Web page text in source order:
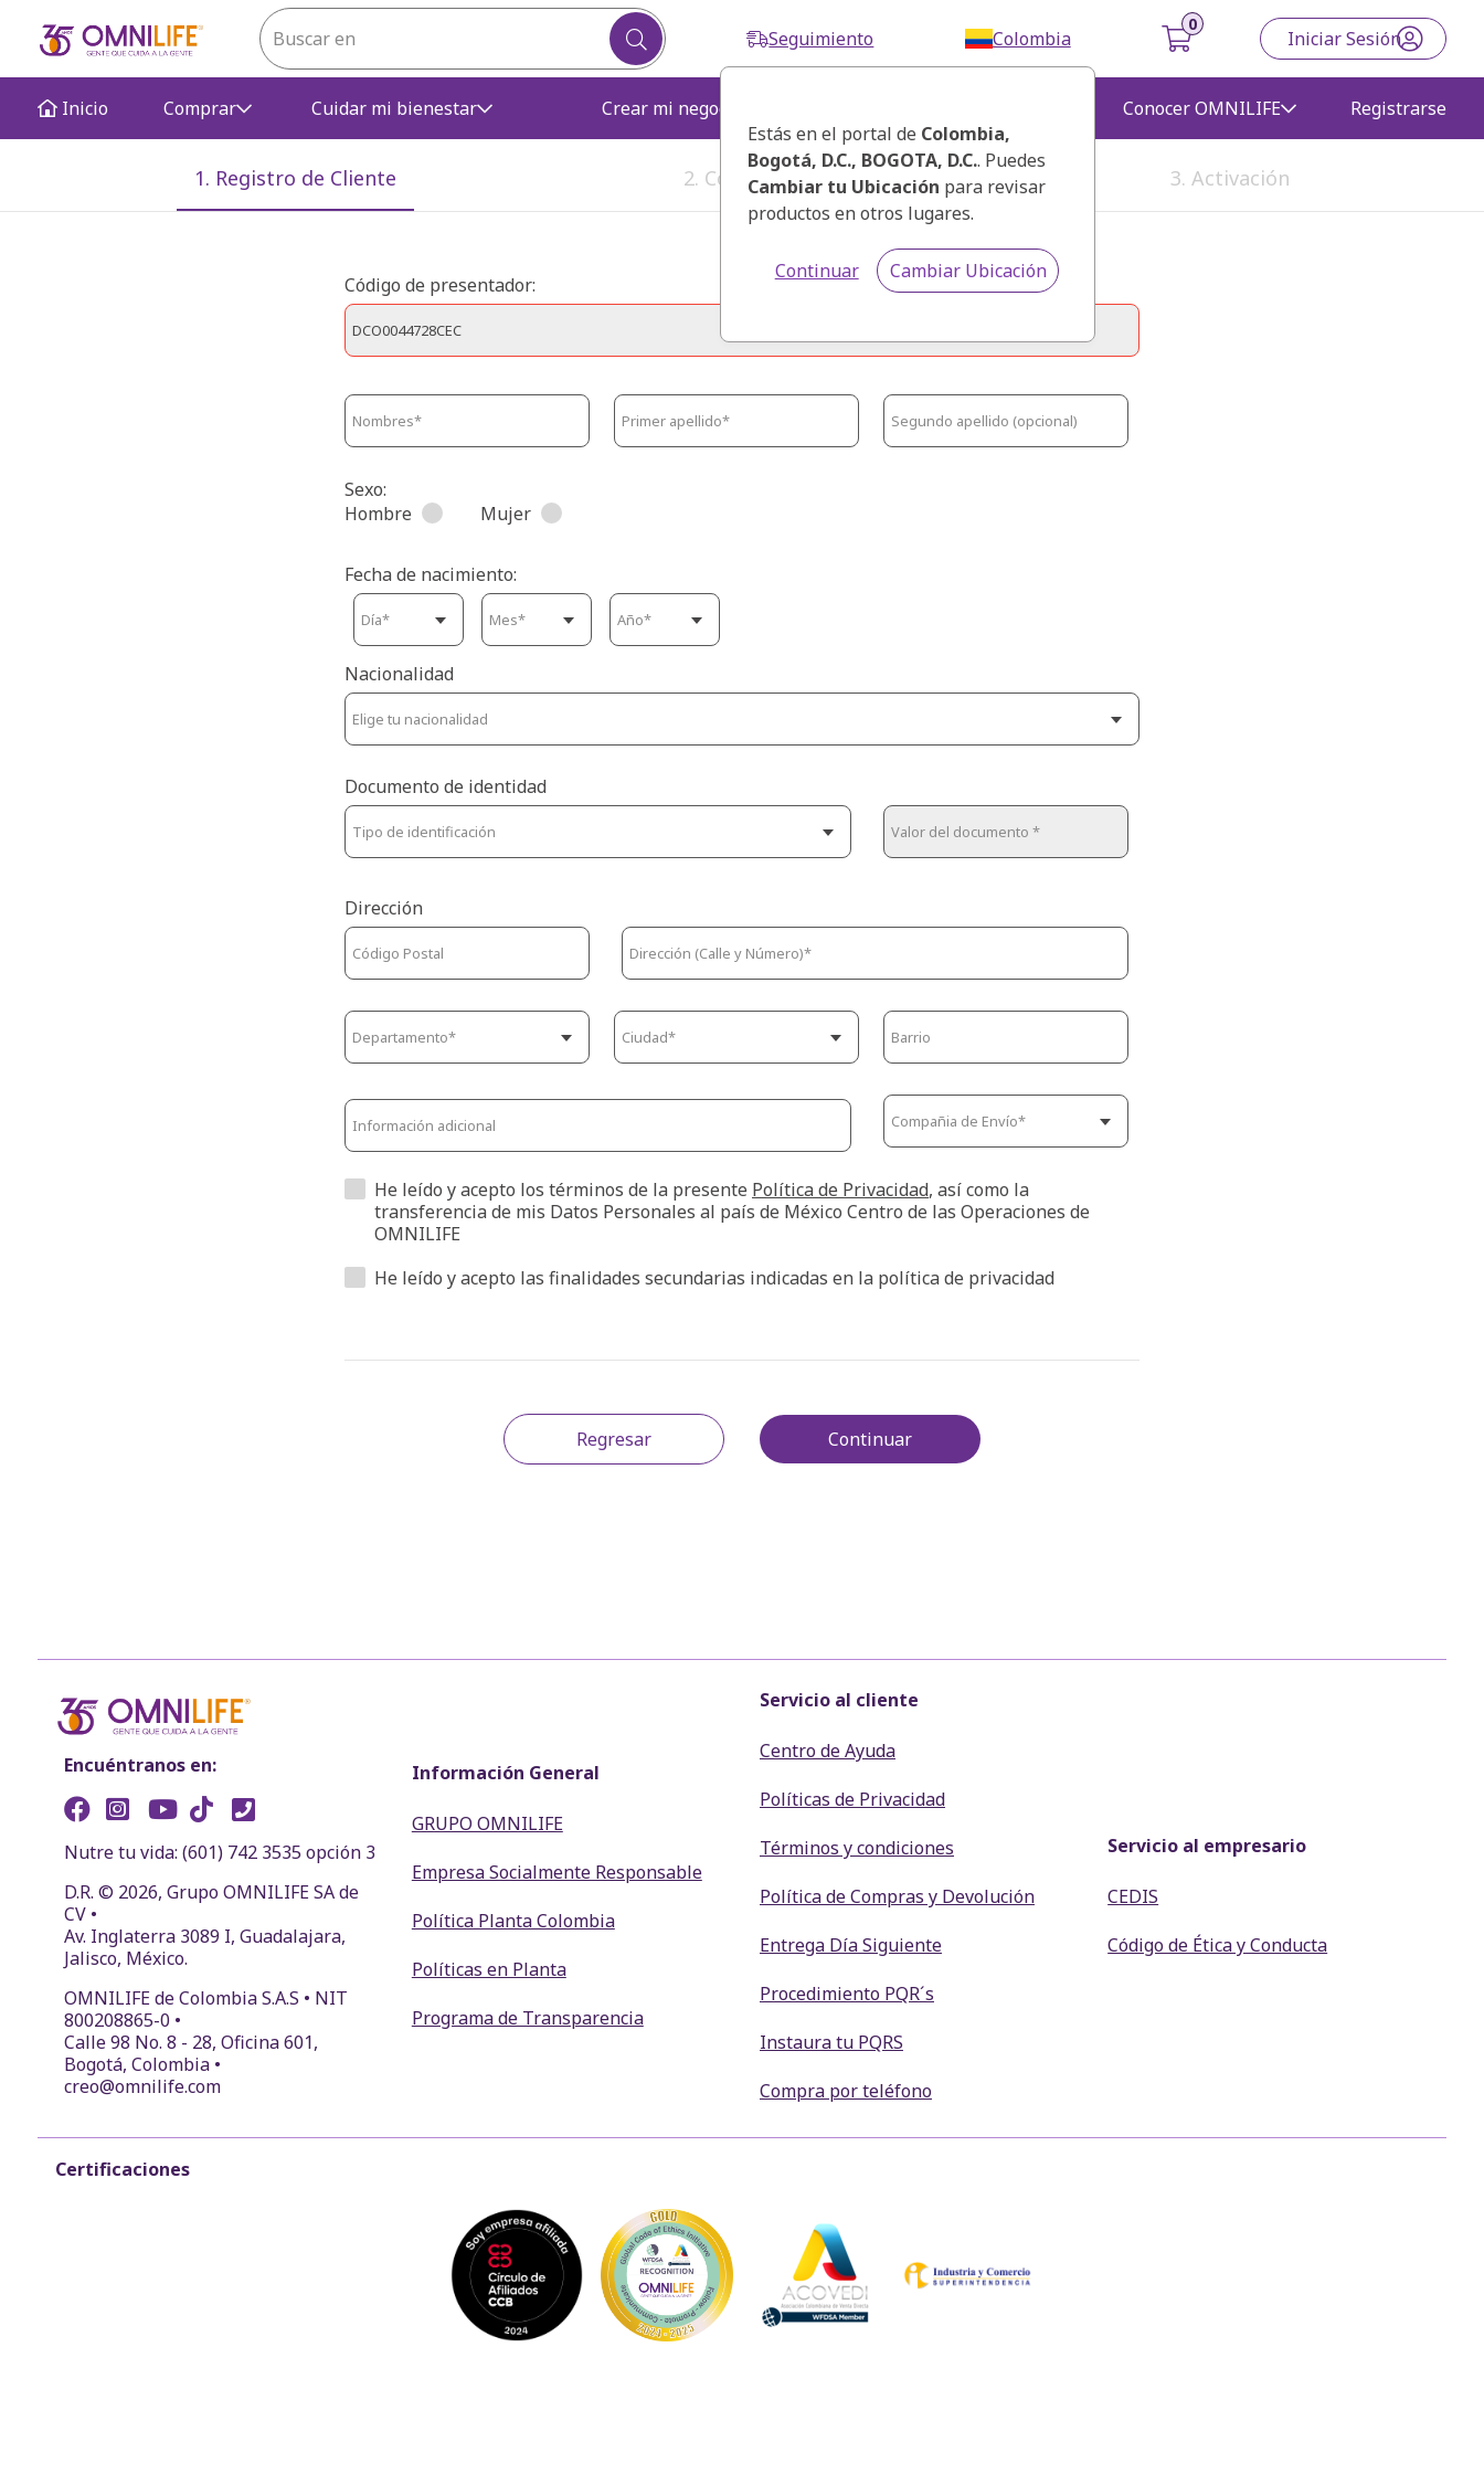
Seguimiento Colombia Iniciar Sesión
Inicio Comprar Cuidar mi bienestar Crear mi negocio Conocer OMNILIFE
Registrarse
Estás en el portal de Colombia,
Bogotá, D.C., BOGOTA, D.C.. Puedes
Cambiar tu Ubicación para revisar
productos en otros lugares.
Continuar Cambiar Ubicación
1. Registro de Cliente 2. Correo Electrónico 3. Activación
Código de presentador:
Sexo:
Hombre
Mujer
Fecha de nacimiento:
Nacionalidad
Documento de identidad
Dirección
He leído y acepto los términos de la presente Política de Privacidad, así como la
transferencia de mis Datos Personales al país de México Centro de las Operaciones de
OMNILIFE
He leído y acepto las finalidades secundarias indicadas en la política de privacidad
Regresar Continuar
Encuéntranos en:
Nutre tu vida: (601) 742 3535 opción 3
D.R. © 2026, Grupo OMNILIFE SA de
CV •
Av. Inglaterra 3089 I, Guadalajara,
Jalisco, México.
OMNILIFE de Colombia S.A.S • NIT
800208865-0 •
Calle 98 No. 8 - 28, Oficina 601,
Bogotá, Colombia •
creo@omnilife.com
Información General
GRUPO OMNILIFE
Empresa Socialmente Responsable
Política Planta Colombia
Políticas en Planta
Programa de Transparencia
Servicio al cliente
Centro de Ayuda
Políticas de Privacidad
Términos y condiciones
Política de Compras y Devolución
Entrega Día Siguiente
Procedimiento PQR´s
Instaura tu PQRS
Compra por teléfono
Servicio al empresario
CEDIS
Código de Ética y Conducta
Certificaciones